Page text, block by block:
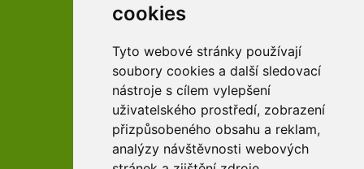
cookies
Tyto webové stránky používají
soubory cookies a další sledovací
nástroje s cílem vylepšení
uživatelského prostředí, zobrazení
přizpůsobeného obsahu a reklam,
analýzy návštěvnosti webových
Youtube kanál arboreta